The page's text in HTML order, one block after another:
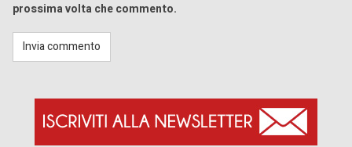
prossima volta che commento.